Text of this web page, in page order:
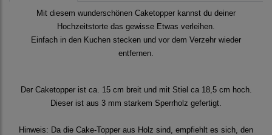
Mit diesem wunderschönen Caketopper kannst du deiner
Hochzeitstorte das gewisse Etwas verleihen.
Einfach in den Kuchen stecken und vor dem Verzehr wieder
entfernen.
Der Caketopper ist ca. 15 cm breit und mit Stiel ca 18,5 cm hoch.
Dieser ist aus 3 mm starkem Sperrholz gefertigt.
Hinweis: Da die Cake-Topper aus Holz sind, empfiehlt es sich, den